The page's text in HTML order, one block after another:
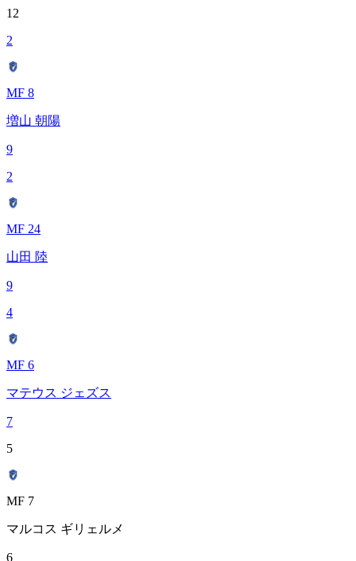
12
2
MF 8
増山 朝陽
9
2
MF 24
山田 陸
9
4
MF 6
マテウス ジェズス
7
5
MF 7
マルコス ギリェルメ
6